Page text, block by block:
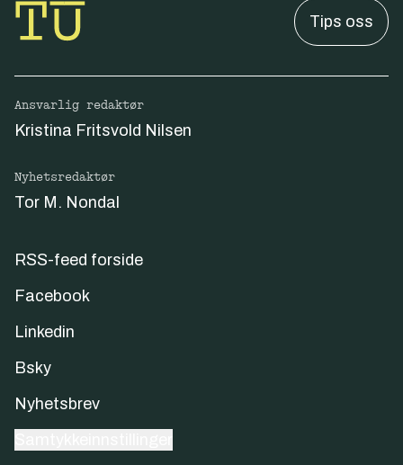
Tips oss
Ansvarlig redaktør
Kristina Fritsvold Nilsen
Nyhetsredaktør
Tor M. Nondal
RSS-feed forside
Facebook
Linkedin
Bsky
Nyhetsbrev